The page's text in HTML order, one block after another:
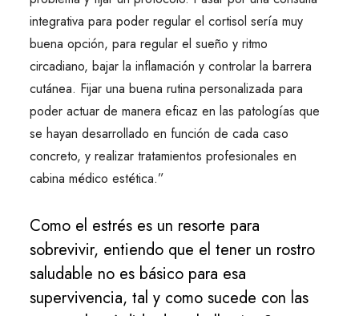
integrativa para poder regular el cortisol sería muy
buena opción, para regular el sueño y ritmo
circadiano, bajar la inflamación y controlar la barrera
cutánea. Fijar una buena rutina personalizada para
poder actuar de manera eficaz en las patologías que
se hayan desarrollado en función de cada caso
concreto, y realizar tratamientos profesionales en
cabina médico estética.”
Como el estrés es un resorte para
sobrevivir, entiendo que el tener un rostro
saludable no es básico para esa
supervivencia, tal y como sucede con las